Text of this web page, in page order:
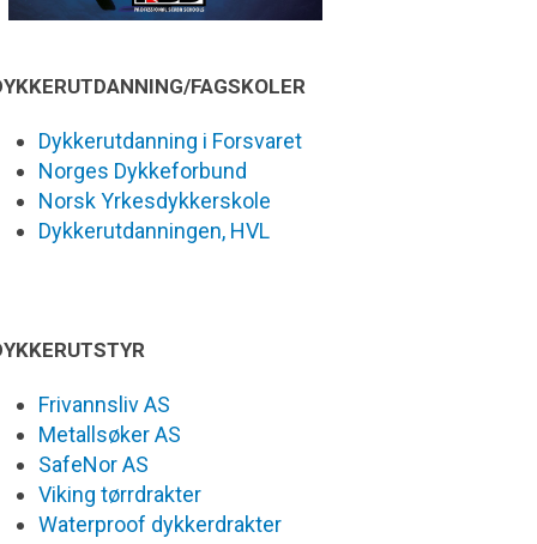
FAGSKOLER
Dykkerutdanning i Forsvaret
Norges Dykkeforbund
Norsk Yrkesdykkerskole
Dykkerutdanningen, HVL
Frivannsliv AS
Metallsøker AS
SafeNor AS
Viking tørrdrakter
Waterproof dykkerdrakter